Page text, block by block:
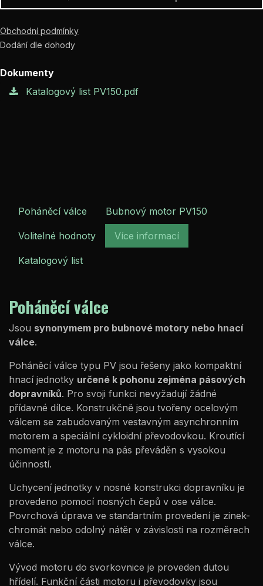
Obchodní podmínky
Dodání dle dohody
Dokumenty
Katalogový list PV150.pdf
Poháněcí válce Bubnový motor PV150
Volitelné hodnoty Více informací
Katalogový list
Poháněcí válce
Jsou synonymem pro bubnové motory nebo hnací
válce.
Poháněcí válce typu PV jsou řešeny jako kompaktní
hnací jednotky určené k pohonu zejména pásových
dopravníků. Pro svoji funkci nevyžadují žádné
přídavné dílce. Konstrukčně jsou tvořeny ocelovým
válcem se zabudovaným vestavným asynchronním
motorem a speciální cykloidní převodovkou. Kroutící
moment je z motoru na pás převáděn s vysokou
účinností.
Uchycení jednotky v nosné konstrukci dopravníku je
provedeno pomocí nosných čepů v ose válce.
Povrchová úprava ve standartním provedení je zinek-
chromát nebo odolný nátěr v závislosti na rozměrech
válce.
Vývod motoru do svorkovnice je proveden dutou
hřídelí. Funkční části motoru i převodovky jsou